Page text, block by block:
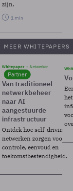
zijn.
1 min
MEER WHITEPAPERS
Whitepaper Netwerken
Partner
Van traditioneel
netwerkbeheer
naar AI
aangestuurde
infrastructuur
Ontdek hoe self-driving
netwerken zorgen voor
controle, eenvoud en
toekomstbestendigheid.